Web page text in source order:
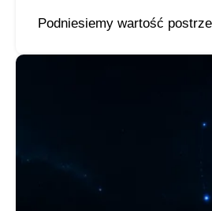
Podniesiemy wartość